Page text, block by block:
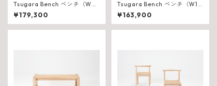
Tsugara Bench ベンチ（W21
00×D525×H450mm）
¥179,300
Tsugara Bench ベンチ（W18
00×D525×H450mm）
¥163,900